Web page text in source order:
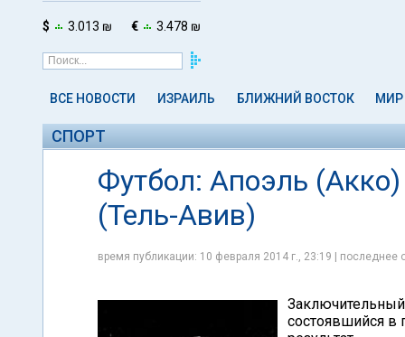
$ 3.013 ₪ € 3.478 ₪
ВСЕ НОВОСТИ ИЗРАИЛЬ БЛИЖНИЙ ВОСТОК МИР
СПОРТ
Футбол: Апоэль
(Тель-Авив)
время публикации: 10 февраля 2014 г., 23:19 | последнее
Заключительный
состоявшийся в